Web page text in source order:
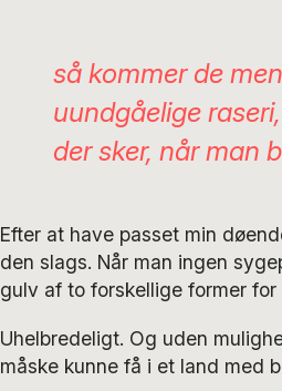
så kommer de
uundgåelige
der sker, når man
Efter at have passet min
den slags. Når man ingen
gulv af to forskellige former
Uhelbredeligt. Og uden
måske kunne få i et land med